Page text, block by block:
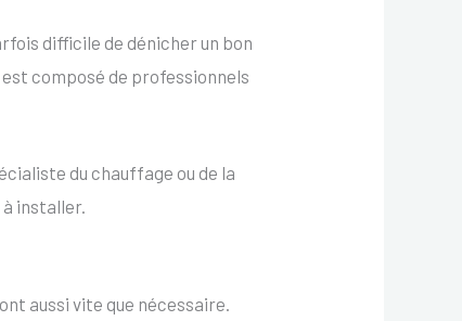
difficile de dénicher un bon
composé de professionnels
du chauffage ou de la
installer.
aussi vite que nécessaire.